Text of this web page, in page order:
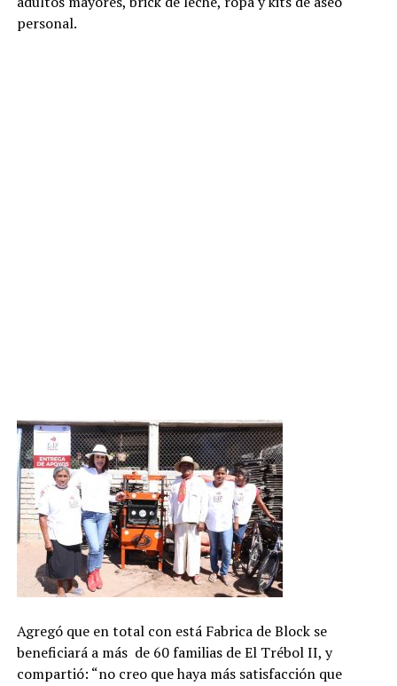
personal.
Agregó que en total con está Fabrica de Block se
beneficiará a más de 60 familias de El Trébol II, y
compartió: “no creo que haya más satisfacción que